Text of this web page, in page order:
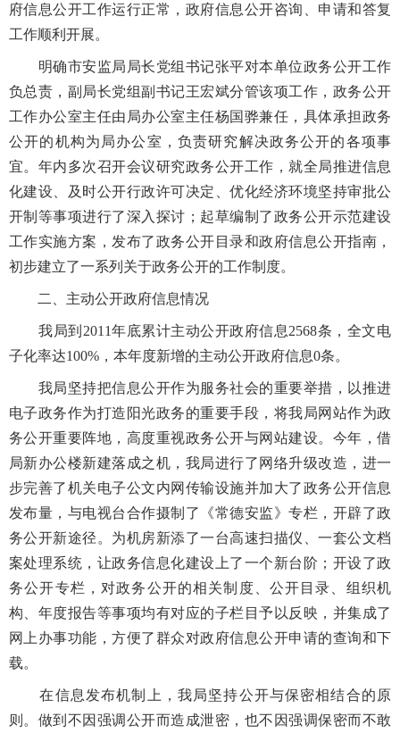
府信息公开工作运行正常，政府信息公开咨询、申请和答复
工作顺利开展。
明确市安监局局长党组书记张平对本单位政务公开工作
负总责，副局长党组副书记王宏斌分管该项工作，政务公开
工作办公室主任由局办公室主任杨国骅兼任，具体承担政务
公开的机构为局办公室，负责研究解决政务公开的各项事
宜。年内多次召开会议研究政务公开工作，就全局推进信息
化建设、及时公开行政许可决定、优化经济环境坚持审批公
开制等事项进行了深入探讨；起草编制了政务公开示范建设
工作实施方案，发布了政务公开目录和政府信息公开指南，
初步建立了一系列关于政务公开的工作制度。
二、主动公开政府信息情况
我局到2011年底累计主动公开政府信息2568条，全文电
子化率达100%，本年度新增的主动公开政府信息0条。
我局坚持把信息公开作为服务社会的重要举措，以推进
电子政务作为打造阳光政务的重要手段，将我局网站作为政
务公开重要阵地，高度重视政务公开与网站建设。今年，借
局新办公楼新建落成之机，我局进行了网络升级改造，进一
步完善了机关电子公文内网传输设施并加大了政务公开信息
发布量，与电视台合作摄制了《常德安监》专栏，开辟了政
务公开新途径。为机房新添了一台高速扫描仪、一套公文档
案处理系统，让政务信息化建设上了一个新台阶；开设了政
务公开专栏，对政务公开的相关制度、公开目录、组织机
构、年度报告等事项均有对应的子栏目予以反映，并集成了
网上办事功能，方便了群众对政府信息公开申请的查询和下
载。
在信息发布机制上，我局坚持公开与保密相结合的原
则。做到不因强调公开而造成泄密，也不因强调保密而不敢